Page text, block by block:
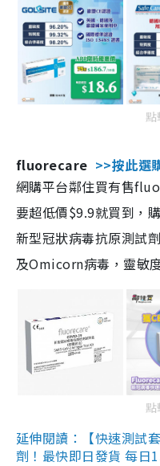
fluorecare >>按此選
網購平台鄰住買有售
要超低價$9.9就買到，
新型冠狀病毒抗原測試
及Omicorn病毒，靈敏
延伸閱讀：【快速測試
劑！最快即日發貨 每日